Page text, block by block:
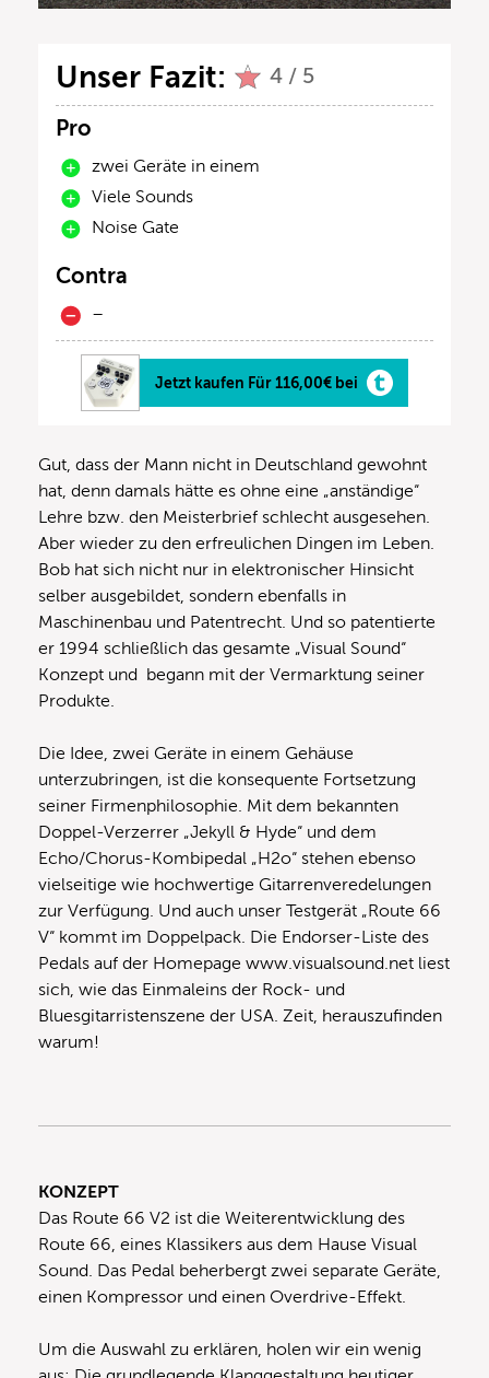
Unser Fazit: 4 / 5
Pro
zwei Geräte in einem
Viele Sounds
Noise Gate
Contra
–
Jetzt kaufen Für 116,00€ bei
Gut, dass der Mann nicht in Deutschland gewohnt
hat, denn damals hätte es ohne eine „anständige“
Lehre bzw. den Meisterbrief schlecht ausgesehen.
Aber wieder zu den erfreulichen Dingen im Leben.
Bob hat sich nicht nur in elektronischer Hinsicht
selber ausgebildet, sondern ebenfalls in
Maschinenbau und Patentrecht. Und so patentierte
er 1994 schließlich das gesamte „Visual Sound“
Konzept und begann mit der Vermarktung seiner
Produkte.
Die Idee, zwei Geräte in einem Gehäuse
unterzubringen, ist die konsequente Fortsetzung
seiner Firmenphilosophie. Mit dem bekannten
Doppel-Verzerrer „Jekyll & Hyde“ und dem
Echo/Chorus-Kombipedal „H2o“ stehen ebenso
vielseitige wie hochwertige Gitarrenveredelungen
zur Verfügung. Und auch unser Testgerät „Route 66
V“ kommt im Doppelpack. Die Endorser-Liste des
Pedals auf der Homepage www.visualsound.net liest
sich, wie das Einmaleins der Rock- und
Bluesgitarristenszene der USA. Zeit, herauszufinden
warum!
KONZEPT
Das Route 66 V2 ist die Weiterentwicklung des
Route 66, eines Klassikers aus dem Hause Visual
Sound. Das Pedal beherbergt zwei separate Geräte,
einen Kompressor und einen Overdrive-Effekt.
Um die Auswahl zu erklären, holen wir ein wenig